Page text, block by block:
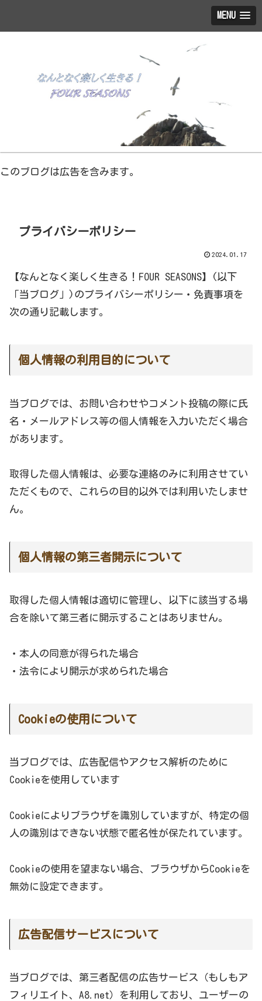
MENU
このブログは広告を含みます。
プライバシーポリシー
2024.01.17
【なんとなく楽しく生きる！FOUR SEASONS】(以下
「当ブログ」)のプライバシーポリシー・免責事項を
次の通り記載します。
個人情報の利用目的について
当ブログでは、お問い合わせやコメント投稿の際に氏
名・メールアドレス等の個人情報を入力いただく場合
があります。
取得した個人情報は、必要な連絡のみに利用させてい
ただくもので、これらの目的以外では利用いたしませ
ん。
個人情報の第三者開示について
取得した個人情報は適切に管理し、以下に該当する場
合を除いて第三者に開示することはありません。
・本人の同意が得られた場合
・法令により開示が求められた場合
Cookieの使用について
当ブログでは、広告配信やアクセス解析のために
Cookieを使用しています
Cookieによりブラウザを識別していますが、特定の個
人の識別はできない状態で匿名性が保たれています。
Cookieの使用を望まない場合、ブラウザからCookieを
無効に設定できます。
広告配信サービスについて
当ブログでは、第三者配信の広告サービス（もしもア
フィリエイト、A8.net）を利用しており、ユーザーの